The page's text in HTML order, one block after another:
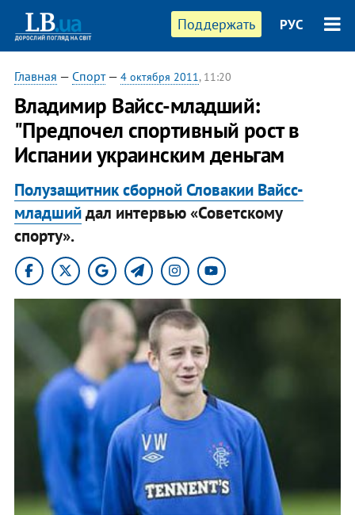
Поддержать РУС
Главная — Спорт— 4 октября 2011, 11:20
Владимир Вайсс-младший:
"Предпочел спортивный рост в
Испании украинским деньгам
Полузащитник сборной Словакии Вайсс-
младшийдал интервью «Советскому
спорту».